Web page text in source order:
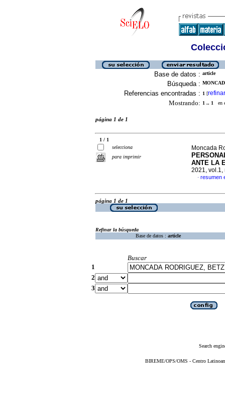
Base de datos : article
Búsqueda :
Referencias encontradas : 1 [refinar
Mostrando: 1 .. 1 en
página 1 de 1
1 / 1
selecciona
para imprimir
Moncada
ANTE LA
2021, vol.1,
· resumen
página 1 de 1
Refinar la búsqueda
Base de datos : article
Buscar
1
2
3
Search
BIREME/OPS/OMS - Centro